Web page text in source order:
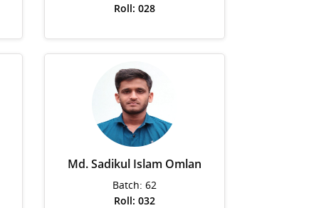
Roll: 028
Md. Sadikul Islam Omlan
Batch: 62
Roll: 032